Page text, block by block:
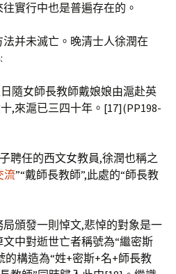
實行中也是普遍存在的。
并未滅亡。晚清士人徐潤在
隨女師長教師戴娘娘由滬赴英
,來滬已三四十年。[17](PP198-
聘任的西文女教員,徐潤也稱之
流”“戴師長教師”,此處的“師長教
局頒發一則悼文,悲悼的對象是一
中對逝世亡者稱號為“繼密斯
的構造為“姓+密斯+名+師長教